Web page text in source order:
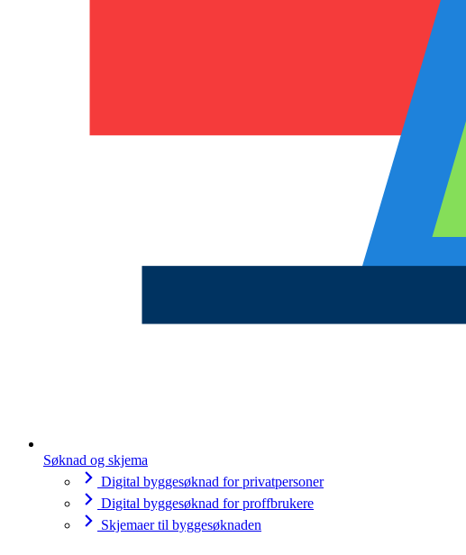
Søknad og skjema
Digital byggesøknad for privatpersoner
Digital byggesøknad for proffbrukere
Skjemaer til byggesøknaden